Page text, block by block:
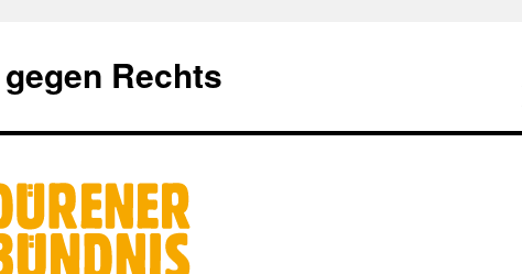
Rechts